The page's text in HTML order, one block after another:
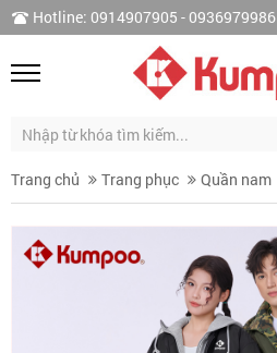
Hotline: 0914907905 - 0936979986
Trang chủ Trang phục Quần nam